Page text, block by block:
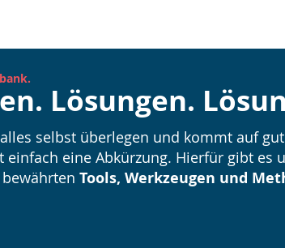
Lösungen.
selbst überlegen und kommt auf
einfach eine Abkürzung. Hierfür gibt es
Tools, Werkzeugen und